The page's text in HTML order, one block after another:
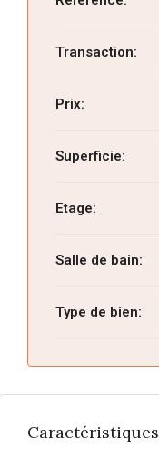
Transaction:
Prix:
Superficie:
Etage:
Salle de bain:
Type de bien:
Caractéristiques